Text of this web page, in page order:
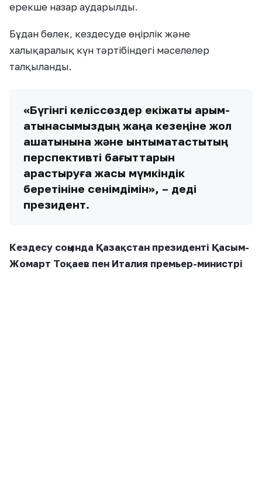
ерекше назар аударылды.
Бұдан бөлек, кездесуде өңірлік және
халықаралық күн тәртібіндегі мәселелер
талқыланды.
«Бүгінгі келіссөздер екіжақты қарым-
қатынасымыздың жаңа кезеңіне жол
ашатынына және ынтымақтастықтың
перспективті бағыттарын
қарастыруға жақсы мүмкіндік
беретініне сенімдімін», – деді
президент.
Кездесу соңында Қазақстан президенті Қасым-
Жомарт Тоқаев пен Италия премьер-министрі